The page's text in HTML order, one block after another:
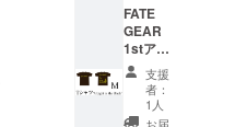
FATE
GEAR
1stアル
バム「A
Light in
Black」
支援
者：
1人
お届